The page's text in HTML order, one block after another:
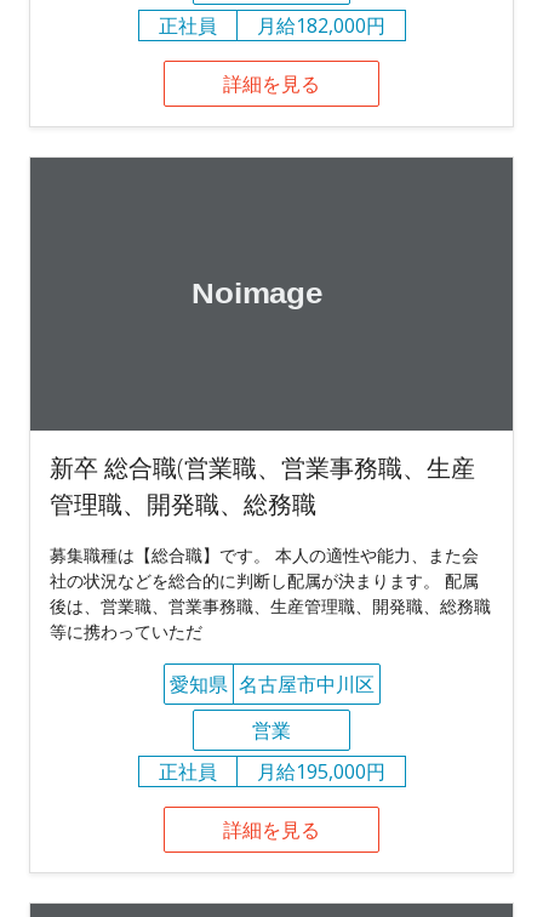
正社員
月給182,000円
詳細を見る
新卒 総合職(営業職、営業事務職、生産
管理職、開発職、総務職
募集職種は【総合職】です。 本人の適性や能力、また会
社の状況などを総合的に判断し配属が決まります。 配属
後は、営業職、営業事務職、生産管理職、開発職、総務職
等に携わっていただ
愛知県 名古屋市中川区
営業
正社員
月給195,000円
詳細を見る